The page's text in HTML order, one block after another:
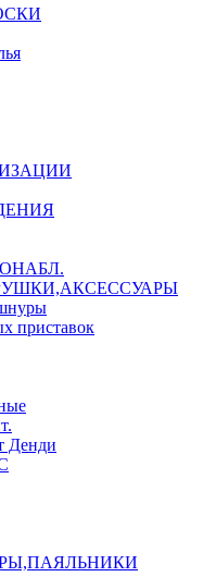
приставок
Денди